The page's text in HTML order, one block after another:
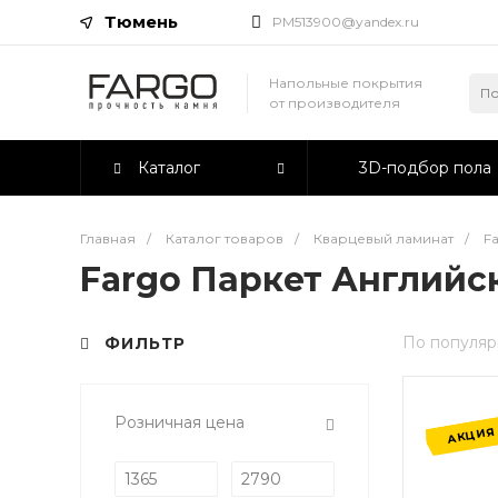
Тюмень PM513900@yandex.ru
Напольные покрытия
от производителя
Каталог 3D-подбор пола
Главная / Каталог товаров / Кварцевый ламинат /
Fargo Паркет
ФИЛЬТР
Розничная цена
По
АКЦИЯ